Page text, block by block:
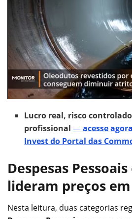
Lucro real, risco
profissional—acesse
Invest do Portal das
Despesas Pessoais
lideram preços
Nesta leitura, duas categorias